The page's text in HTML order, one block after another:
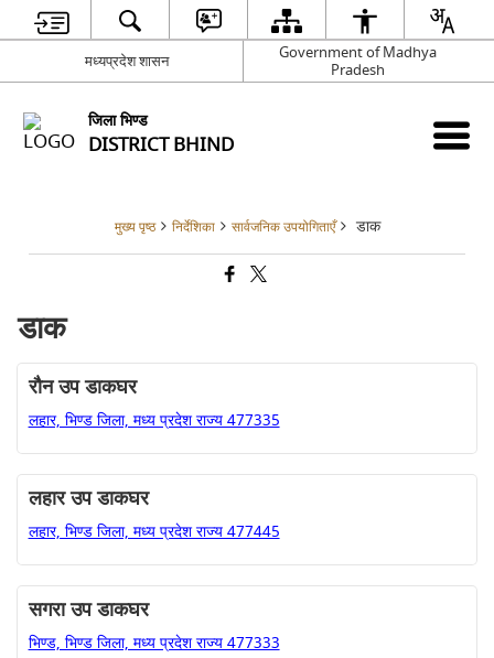
मध्यप्रदेश शासन
Government of Madhya
Pradesh
जिला भिण्‍ड
DISTRICT BHIND
मुख्य पृष्ठ निर्देशिका सार्वजनिक उपयोगिताएँ डाक
डाक
रौन उप डाकघर
लहार, भिण्ड जिला, मध्य प्रदेश राज्य 477335
लहार उप डाकघर
लहार, भिण्ड जिला, मध्य प्रदेश राज्य 477445
सगरा उप डाकघर
भिण्ड, भिण्ड जिला, मध्य प्रदेश राज्य 477333